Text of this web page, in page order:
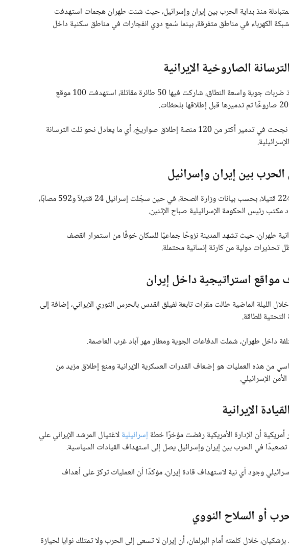
منذ بداية الحرب بين إيران وإسرائيل، حيث شنت طهران هجمات استهدفت
الكهرباء في مناطق متفرقة، بينما سُمع دوي انفجارات في مناطق سكنية داخل
الصاروخية الإيرانية
من جهته، أعلن الجيش الإسرائيلي تنفيذ ضربات جوية واسعة النطاق، شاركت فيها 50 طائرة مقاتلة، استهدفت 100 موقع
وأكد المتحدث باسم الجيش أن العملية نجحت في تدمير أكثر من 120 منصة إطلاق صواريخ، أي ما يعادل نحو ثلث الترسانة
بين إيران وإسرائيل
ارتفعت حصيلة الضحايا في إيران إلى 224 قتيلا، بحسب بيانات وزارة الصحة، في حين سجّلت إسرائيل 24 قتيلاً و592 مصابًا،
رئيس الحكومة الإسرائيلية صباح الإثنين.
طهران، حيث تشهد المدينة نزوحًا جماعيًا للسكان خوفًا من استمرار القصف
دولية من كارثة إنسانية محتملة.
استراتيجية داخل إيران
الليلة الماضية طالت مقرات تابعة لفيلق القدس بالحرس الثوري الإيراني، إضافة إلى
للطاقة.
داخل طهران، شملت الدفاعات الجوية ومطار مهر آباد غرب العاصمة.
من هذه العمليات هو إضعاف القدرات العسكرية الإيرانية ومنع إطلاق مزيد من
الإسرائيلي.
الإيرانية
أن الإدارة الأمريكية رفضت مؤخرًا خطة إسرائيليةلاغتيال المرشد الإيراني علي
في الحرب بين إيران وإسرائيل يصل إلى استهداف القيادات السياسية.
وجود أي نية لاستهداف قادة إيران، مؤكدًا أن العمليات تركز على أهداف
أو السلاح النووي
خلال كلمته أمام البرلمان، أن إيران لا تسعى إلى الحرب ولا تمتلك نوايا لحيازة